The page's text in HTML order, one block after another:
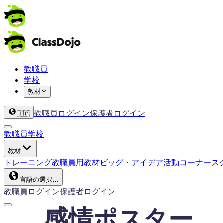
教職員
学校
教材
🇯🇵 教職員ログイン保護者ログイン
教職員学校
教材
トレーニング教職員用教材ビッグ・アイデア活動コーナース
言語の選択…
教職員ログイン保護者ログイン